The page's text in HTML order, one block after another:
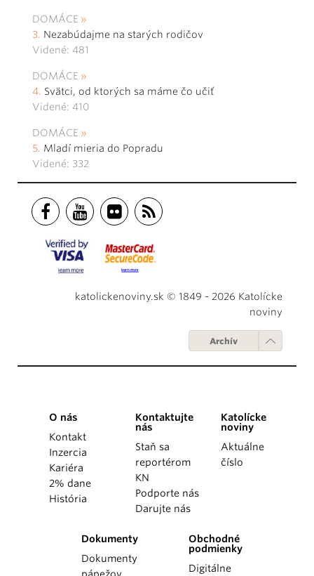
DOMÁCE
Nezabúdajme na starých rodičov
Videné: 481
DOMÁCE
Svätci, od ktorých sa máme čo učiť
Videné: 410
DOMÁCE
Mladí mieria do Popradu
Videné: 332
katolickenoviny.sk © 1849 - 2026 Katolícke
noviny
Archív
O nás
Kontakt
Inzercia
Kariéra
2% dane
História
Kontaktujte
nás
Staň sa
reportérom
KN
Podporte nás
Darujte nás
Katolícke
noviny
Aktuálne
číslo
Dokumenty
Dokumenty
Obchodné
podmienky
Digitálne